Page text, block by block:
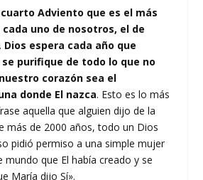
Adviento que es el más
uno de nosotros, el de
. Dios espera cada año que
purifique de todo lo que no
corazón sea el
donde El nazca. Esto es lo más
aquella que alguien dijo de la
más de 2000 años, todo un Dios
pidió permiso a una simple mujer
mundo que El había creado y se
María dijo Sí».